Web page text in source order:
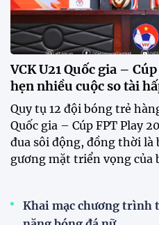
hình mạnh nhất trước
CĐV vượt gần 80 km từ
tuyển Việt Nam
Tuyển Việt Nam đối
ASEAN Cup 2026?
Đội tuyển Việt Nam
nồng nhiệt khi trở về Hà